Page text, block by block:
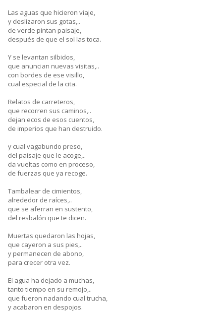
Las aguas que hicieron viaje,
y deslizaron sus gotas,..
de verde pintan paisaje,
después de que el sol las toca.
Y se levantan silbidos,
que anuncian nuevas visitas,..
con bordes de ese visillo,
cual especial de la cita.
Relatos de carreteros,
que recorren sus caminos,..
dejan ecos de esos cuentos,
de imperios que han destruido.
y cual vagabundo preso,
del paisaje que le acoge,..
da vueltas como en proceso,
de fuerzas que ya recoge.
Tambalear de cimientos,
alrededor de raíces,..
que se aferran en sustento,
del resbalón que te dicen.
Muertas quedaron las hojas,
que cayeron a sus pies,..
y permanecen de abono,
para crecer otra vez.
El agua ha dejado a muchas,
tanto tiempo en su remojo,..
que fueron nadando cual trucha,
y acabaron en despojos.